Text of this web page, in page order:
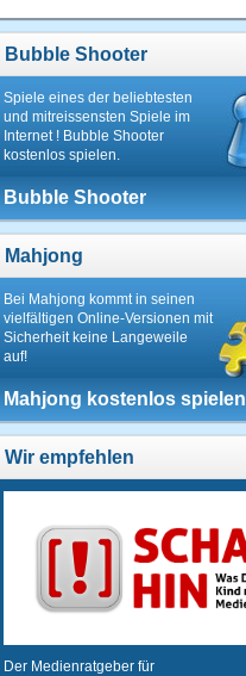
Bubble Shooter
Spiele eines der beliebtesten
und mitreissensten Spiele im
Internet ! Bubble Shooter
kostenlos spielen.
Bubble Shooter
Mahjong
Bei Mahjong kommt in seinen
vielfältigen Online-Versionen mit
Sicherheit keine Langeweile
auf!
Mahjong kostenlos spielen
Wir empfehlen
Der Medienratgeber für